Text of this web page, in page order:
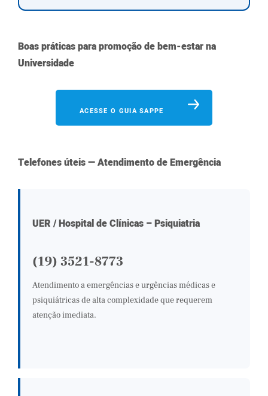
Boas práticas para promoção de bem-estar na
Universidade
ACESSE O GUIA SAPPE
Telefones úteis — Atendimento de Emergência
UER / Hospital de Clínicas – Psiquiatria
(19) 3521-8773
Atendimento a emergências e urgências médicas e
psiquiátricas de alta complexidade que requerem
atenção imediata.